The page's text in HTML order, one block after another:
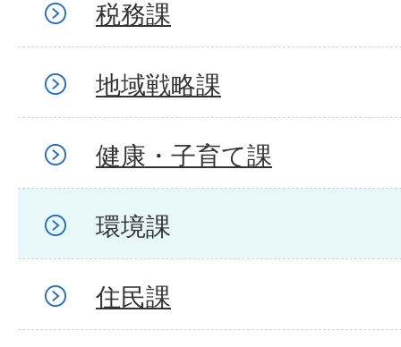
税務課
地域戦略課
健康・子育て課
環境課
住民課